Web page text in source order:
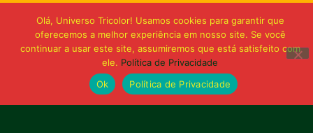
Olá, Universo Tricolor! Usamos cookies para garantir que
oferecemos a melhor experiência em nosso site. Se você
continuar a usar este site, assumiremos que está satisfeito com
ele. Política de Privacidade
Ok
Política de Privacidade